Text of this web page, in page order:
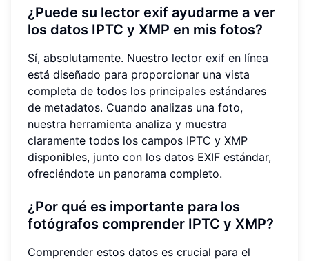
¿Puede su lector exif ayudarme a ver
los datos IPTC y XMP en mis fotos?
Sí, absolutamente. Nuestro lector exif en línea
está diseñado para proporcionar una vista
completa de todos los principales estándares
de metadatos. Cuando analizas una foto,
nuestra herramienta analiza y muestra
claramente todos los campos IPTC y XMP
disponibles, junto con los datos EXIF estándar,
ofreciéndote un panorama completo.
¿Por qué es importante para los
fotógrafos comprender IPTC y XMP?
Comprender estos datos es crucial para el